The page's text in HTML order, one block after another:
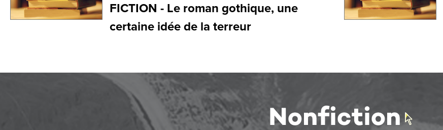
FICTION - Le roman gothique, une
certaine idée de la terreur